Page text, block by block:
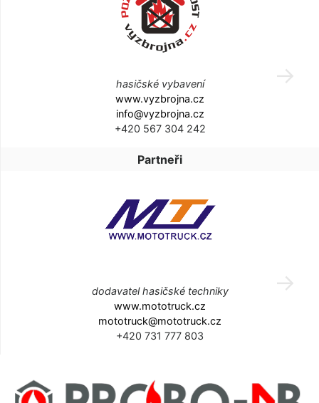
hasičské vybavení
www.vyzbrojna.cz
info@vyzbrojna.cz
+420 567 304 242
Partneři
dodavatel hasičské techniky
www.mototruck.cz
mototruck@mototruck.cz
+420 731 777 803